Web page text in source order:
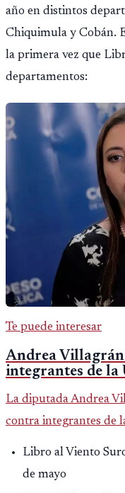
año en distintos
Chiquimula y Cobán.
la primera vez que
departamentos:
Te puede interesar
Andrea
integrantes de
La diputada Andrea
contra integrantes de
ilícita, terrorismo y
Libro al Viento
de mayo